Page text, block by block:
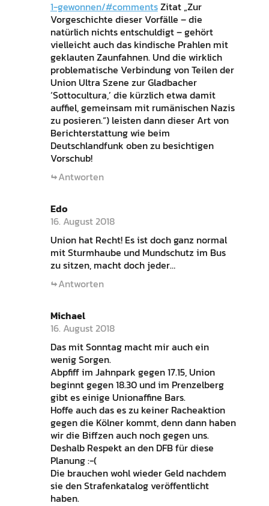
1-gewonnen/#commentsZitat „Zur
Vorgeschichte dieser Vorfälle – die
natürlich nichts entschuldigt – gehört
vielleicht auch das kindische Prahlen mit
geklauten Zaunfahnen. Und die wirklich
problematische Verbindung von Teilen der
Union Ultra Szene zur Gladbacher
‘Sottocultura,’ die kürzlich etwa damit
auffiel, gemeinsam mit rumänischen Nazis
zu posieren.“) leisten dann dieser Art von
Berichterstattung wie beim
Deutschlandfunk oben zu besichtigen
Vorschub!
Antworten
Edo
16. August 2018
Union hat Recht! Es ist doch ganz normal
mit Sturmhaube und Mundschutz im Bus
zu sitzen, macht doch jeder…
Antworten
Michael
16. August 2018
Das mit Sonntag macht mir auch ein
wenig Sorgen.
Abpfiff im Jahnpark gegen 17.15, Union
beginnt gegen 18.30 und im Prenzelberg
gibt es einige Unionaffine Bars.
Hoffe auch das es zu keiner Racheaktion
gegen die Kölner kommt, denn dann haben
wir die Biffzen auch noch gegen uns.
Deshalb Respekt an den DFB für diese
Planung :-(
Die brauchen wohl wieder Geld nachdem
sie den Strafenkatalog veröffentlicht
haben.